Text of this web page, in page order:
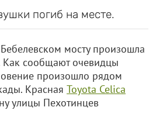
погиб на месте.
мосту произошла
Как сообщают очевидцы
произошло рядом
Красная Toyota Celica
улицы Пехотинцев